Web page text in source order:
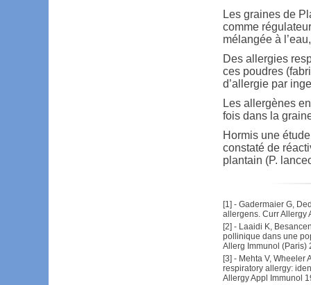
Les graines de
comme
mélangée à
Des allergies
ces poudres
d’allergie par
Les allergènes
fois dans la
Hormis une
constaté de
plantain (P.
[1] - Gadermaier G,
allergens. Curr Allergy
[2] - Laaidi K,
pollinique dans une
Allerg Immunol (Paris)
[3] - Mehta V, Wheeler
respiratory allergy:
Allergy Appl Immunol